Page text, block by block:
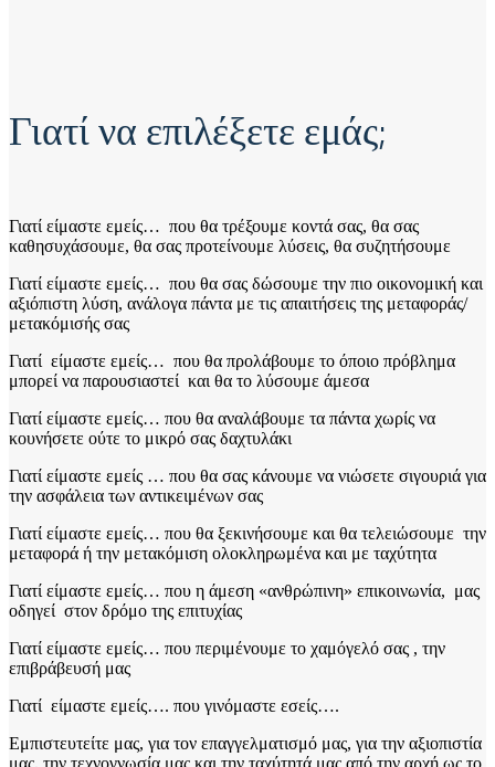
Γιατί να επιλέξετε εμάς;
Γιατί είμαστε εμείς… που θα τρέξουμε κοντά σας, θα σας
καθησυχάσουμε, θα σας προτείνουμε λύσεις, θα συζητήσουμε
Γιατί είμαστε εμείς… που θα σας δώσουμε την πιο οικονομική και
αξιόπιστη λύση, ανάλογα πάντα με τις απαιτήσεις της μεταφοράς/
μετακόμισής σας
Γιατί είμαστε εμείς… που θα προλάβουμε το όποιο πρόβλημα
μπορεί να παρουσιαστεί και θα το λύσουμε άμεσα
Γιατί είμαστε εμείς… που θα αναλάβουμε τα πάντα χωρίς να
κουνήσετε ούτε το μικρό σας δαχτυλάκι
Γιατί είμαστε εμείς … που θα σας κάνουμε να νιώσετε σιγουριά για
την ασφάλεια των αντικειμένων σας
Γιατί είμαστε εμείς… που θα ξεκινήσουμε και θα τελειώσουμε την
μεταφορά ή την μετακόμιση ολοκληρωμένα και με ταχύτητα
Γιατί είμαστε εμείς… που η άμεση «ανθρώπινη» επικοινωνία, μας
οδηγεί στον δρόμο της επιτυχίας
Γιατί είμαστε εμείς… που περιμένουμε το χαμόγελό σας , την
επιβράβευσή μας
Γιατί είμαστε εμείς…. που γινόμαστε εσείς….
Εμπιστευτείτε μας, για τον επαγγελματισμό μας, για την αξιοπιστία